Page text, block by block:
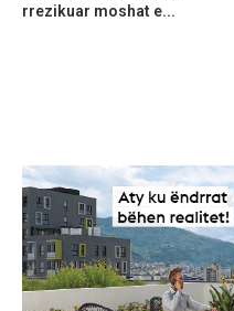
rrezikuar moshat e...